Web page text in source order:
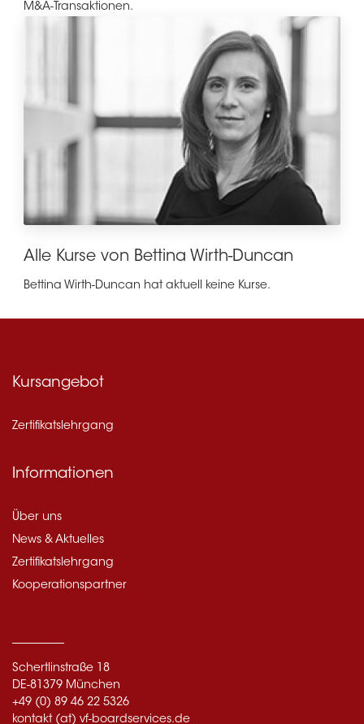
M&A-Transaktionen.
Alle Kurse von Bettina Wirth-Duncan
Bettina Wirth-Duncan hat aktuell keine Kurse.
Kursangebot
Zertifikatslehrgang
Informationen
Über uns
News & Aktuelles
Zertifikatslehrgang
Kooperationspartner
Schertlinstraße 18
DE-81379 München
+49 (0) 89 46 22 5326
kontakt (at) vf-boardservices.de